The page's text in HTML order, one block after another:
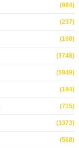
(984)
(237)
(160)
(3748)
(5949)
(184)
(715)
(3373)
(568)